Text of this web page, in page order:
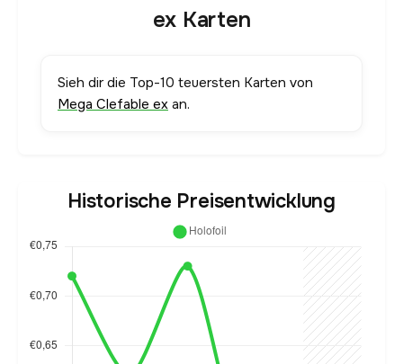
ex Karten
Sieh dir die Top-10 teuersten Karten von
Mega Clefable ex an.
Historische Preisentwicklung